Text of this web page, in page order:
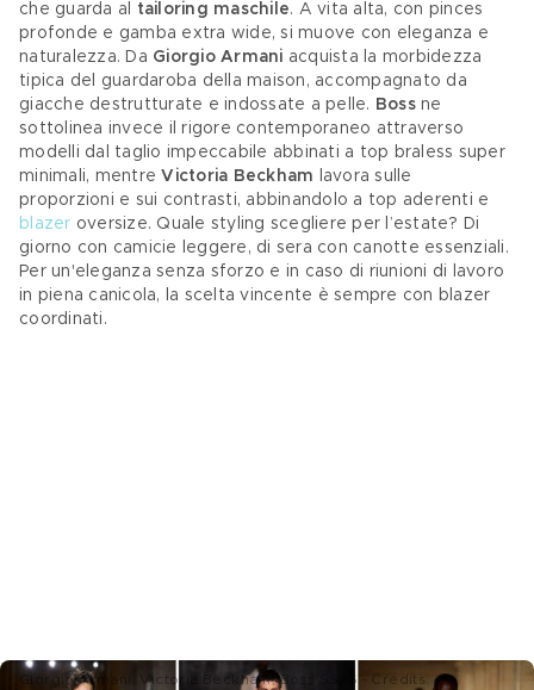
che guarda al
tailoring maschile. A vita alta, con pinces
profonde e gamba extra wide, si muove con eleganza e
naturalezza. Da Giorgio Armani acquista la morbidezza
tipica del guardaroba della maison, accompagnato da
giacche destrutturate e indossate a pelle. Boss ne
sottolinea invece il rigore contemporaneo attraverso
modelli dal taglio impeccabile abbinati a top braless super
minimali, mentre Victoria Beckham lavora sulle
proporzioni e sui contrasti, abbinandolo a top aderenti e
blazer oversize. Quale styling scegliere per l’estate? Di
giorno con camicie leggere, di sera con canotte essenziali.
Per un'eleganza senza sforzo e in caso di riunioni di lavoro
in piena canicola, la scelta vincente è sempre con blazer
coordinati.
Giorgio Armani; Victoria Beckham; Boss SS26 - Credits: